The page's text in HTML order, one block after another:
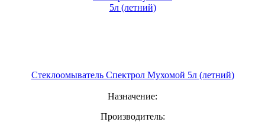
Стеклоомыватель Спектрол Мухомой 5л (летний)
Назначение:
Производитель: